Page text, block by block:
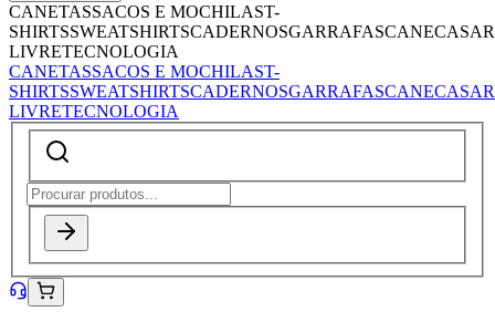
CANETASSACOS E MOCHILAST-
SHIRTSSWEATSHIRTSCADERNOSGARRAFASCANECASAR
LIVRETECNOLOGIA
CANETASSACOS E MOCHILAST-
SHIRTSSWEATSHIRTSCADERNOSGARRAFASCANECASAR
LIVRETECNOLOGIA